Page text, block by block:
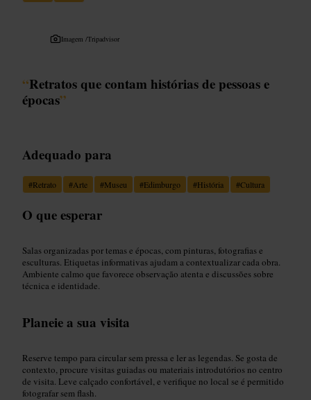
Imagem /Tripadvisor
“Retratos que contam histórias de pessoas e
épocas”
Adequado para
#Retrato #Arte #Museu #Edimburgo #História #Cultura
O que esperar
Salas organizadas por temas e épocas, com pinturas, fotografias e
esculturas. Etiquetas informativas ajudam a contextualizar cada obra.
Ambiente calmo que favorece observação atenta e discussões sobre
técnica e identidade.
Planeie a sua visita
Reserve tempo para circular sem pressa e ler as legendas. Se gosta de
contexto, procure visitas guiadas ou materiais introdutórios no centro
de visita. Leve calçado confortável, e verifique no local se é permitido
fotografar sem flash.